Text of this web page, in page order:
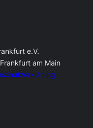
e.V.
am Main